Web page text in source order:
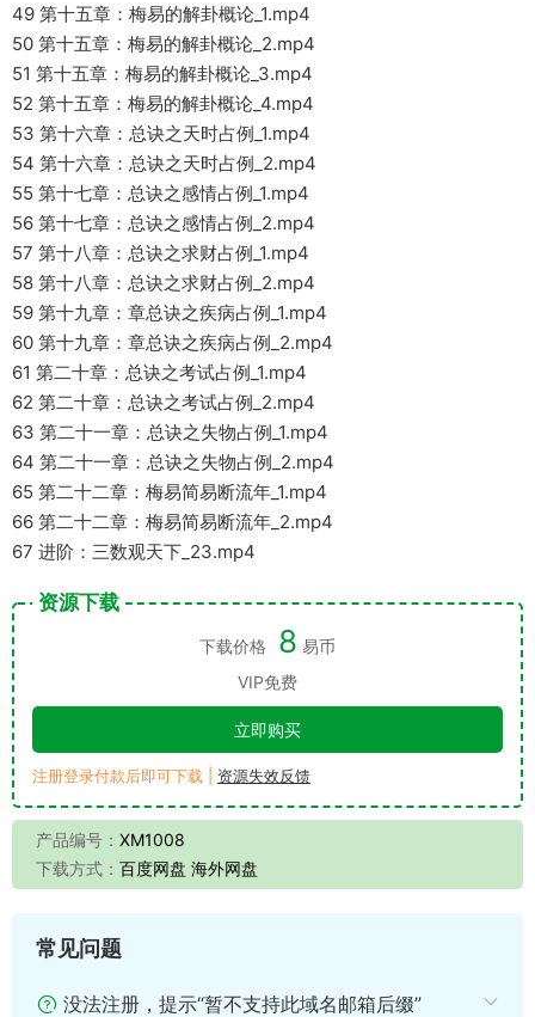
49 第十五章：梅易的解卦概论_1.mp4
50 第十五章：梅易的解卦概论_2.mp4
51 第十五章：梅易的解卦概论_3.mp4
52 第十五章：梅易的解卦概论_4.mp4
53 第十六章：总诀之天时占例_1.mp4
54 第十六章：总诀之天时占例_2.mp4
55 第十七章：总诀之感情占例_1.mp4
56 第十七章：总诀之感情占例_2.mp4
57 第十八章：总诀之求财占例_1.mp4
58 第十八章：总诀之求财占例_2.mp4
59 第十九章：章总诀之疾病占例_1.mp4
60 第十九章：章总诀之疾病占例_2.mp4
61 第二十章：总诀之考试占例_1.mp4
62 第二十章：总诀之考试占例_2.mp4
63 第二十一章：总诀之失物占例_1.mp4
64 第二十一章：总诀之失物占例_2.mp4
65 第二十二章：梅易简易断流年_1.mp4
66 第二十二章：梅易简易断流年_2.mp4
67 进阶：三数观天下_23.mp4
资源下载
下载价格 8 易币
VIP免费
立即购买
注册登录付款后即可下载 | 资源失效反馈
产品编号： XM1008
下载方式： 百度网盘 海外网盘
常见问题
没法注册，提示“暂不支持此域名邮箱后缀”